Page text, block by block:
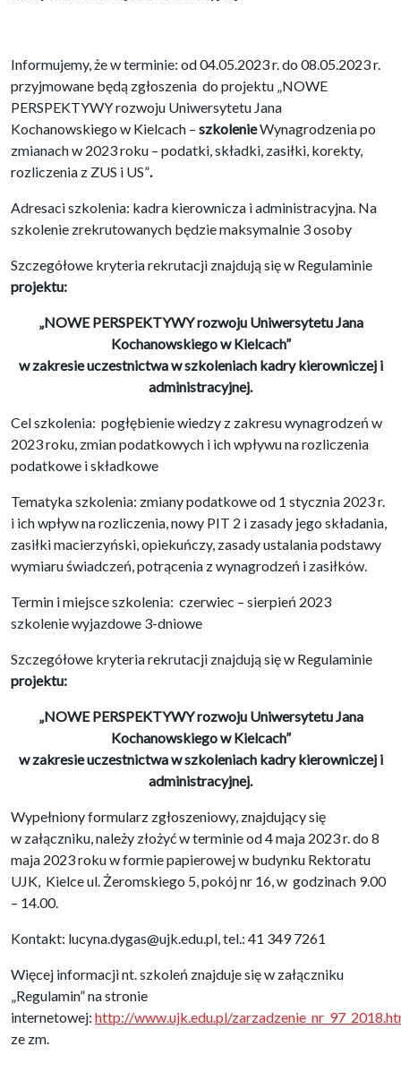
Informujemy, że w terminie: od 04.05.2023 r. do 08.05.2023 r.
przyjmowane będą zgłoszenia do projektu „NOWE
PERSPEKTYWY rozwoju Uniwersytetu Jana
Kochanowskiego w Kielcach – szkolenieWynagrodzenia po
zmianach w 2023 roku – podatki, składki, zasiłki, korekty,
rozliczenia z ZUS i US”.
Adresaci szkolenia: kadra kierownicza i administracyjna. Na
szkolenie zrekrutowanych będzie maksymalnie 3 osoby
Szczegółowe kryteria rekrutacji znajdują się w Regulaminie
projektu:
„NOWE PERSPEKTYWY rozwoju Uniwersytetu Jana
Kochanowskiego w Kielcach”
w zakresie uczestnictwa w szkoleniach kadry kierowniczej i
administracyjnej.
Cel szkolenia: pogłębienie wiedzy z zakresu wynagrodzeń w
2023 roku, zmian podatkowych i ich wpływu na rozliczenia
podatkowe i składkowe
Tematyka szkolenia: zmiany podatkowe od 1 stycznia 2023 r.
i ich wpływ na rozliczenia, nowy PIT 2 i zasady jego składania,
zasiłki macierzyński, opiekuńczy, zasady ustalania podstawy
wymiaru świadczeń, potrącenia z wynagrodzeń i zasiłków.
Termin i miejsce szkolenia: czerwiec – sierpień 2023
szkolenie wyjazdowe 3-dniowe
Szczegółowe kryteria rekrutacji znajdują się w Regulaminie
projektu:
„NOWE PERSPEKTYWY rozwoju Uniwersytetu Jana
Kochanowskiego w Kielcach”
w zakresie uczestnictwa w szkoleniach kadry kierowniczej i
administracyjnej.
Wypełniony formularz zgłoszeniowy, znajdujący się
w załączniku, należy złożyć w terminie od 4 maja 2023 r. do 8
maja 2023 roku w formie papierowej w budynku Rektoratu
UJK, Kielce ul. Żeromskiego 5, pokój nr 16, w godzinach 9.00
– 14.00.
Kontakt: lucyna.dygas@ujk.edu.pl, tel.: 41 349 7261
Więcej informacji nt. szkoleń znajduje się w załączniku
„Regulamin” na stronie
internetowej: http://www.ujk.edu.pl/
ze zm.